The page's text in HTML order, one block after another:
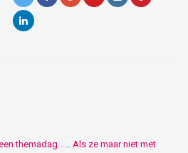
themadag ..... Als ze maar niet met